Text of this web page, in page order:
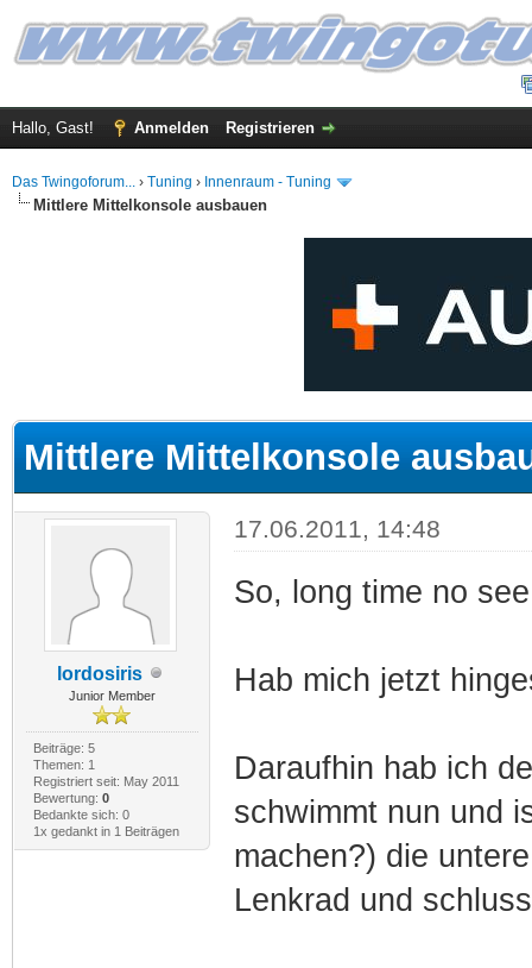
Hallo, Gast! Anmelden Registrieren
Das Twingoforum... › Tuning › Innenraum - Tuning
Mittlere Mittelkonsole ausbauen
Mittlere Mittelkonsole
lordosiris
Junior Member
Beiträge: 5
Themen: 1
Registriert seit: May 2011
Bewertung: 0
Bedankte sich: 0
1x gedankt in 1 Beiträgen
17.06.2011, 14:48
So, long time no
Hab mich jetzt
Daraufhin hab ich
schwimmt nun und
machen?) die
Lenkrad und